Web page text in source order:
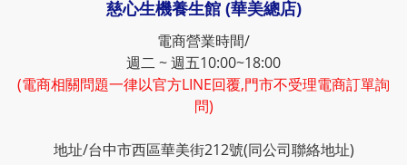
慈心生機養生館 (華美總店)
電商營業時間/
週二 ~ 週五10:00~18:00
(電商相關問題一律以官方LINE回覆,門市不受理電商訂單詢
問)
地址/台中市西區華美街212號(同公司聯絡地址)